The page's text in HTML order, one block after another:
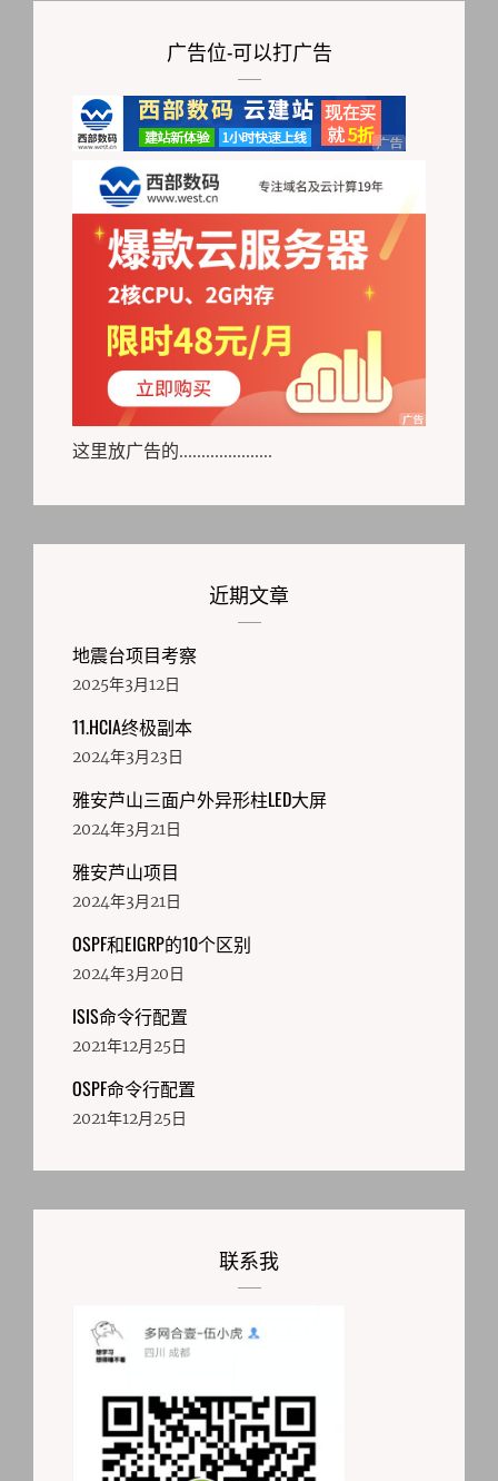
广告位-可以打广告
这里放广告的.....................
近期文章
地震台项目考察
2025年3月12日
11.HCIA终极副本
2024年3月23日
雅安芦山三面户外异形柱LED大屏
2024年3月21日
雅安芦山项目
2024年3月21日
OSPF和EIGRP的10个区别
2024年3月20日
ISIS命令行配置
2021年12月25日
OSPF命令行配置
2021年12月25日
联系我